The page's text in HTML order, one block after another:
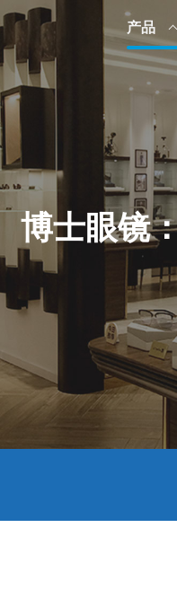
产品
博士眼镜